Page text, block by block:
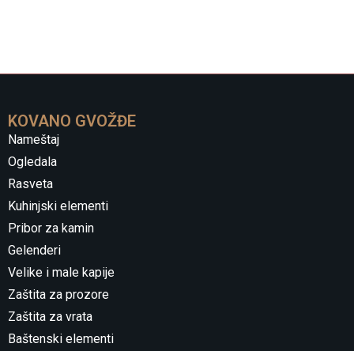
KOVANO GVOŽĐE
Nameštaj
Ogledala
Rasveta
Kuhinjski elementi
Pribor za kamin
Gelenderi
Velike i male kapije
Zaštita za prozore
Zaštita za vrata
Baštenski elementi